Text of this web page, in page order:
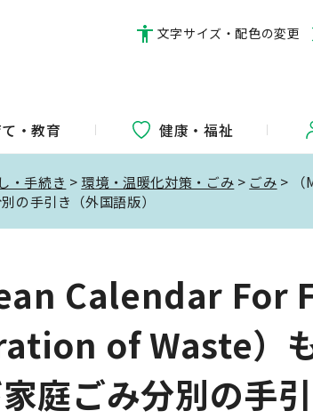
文字サイズ・配色の変更
・教育 健康・福祉
・手続き > 環境・温暖化対策・ごみ > ごみ > （
の手引き（外国語版）
Calendar For
of Waste）
庭ごみ分別の手